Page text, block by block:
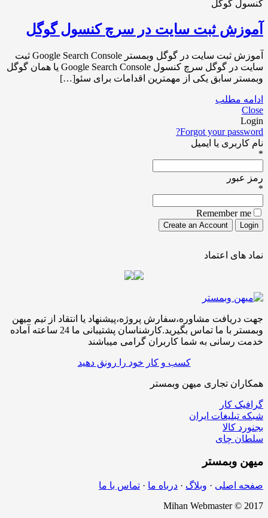
آموزش ثبت سایت در سرچ کنسول گوگل
آموزش ثبت سایت در گوگل وبمستر Google Search Console ثبت
سایت در گوگل سرچ کنسول Google Search Console یا همان گوگل
وبمستر سابق یکی از مهمترین اقدامات برای سئو[…]
ادامه مطلب
Close
Login
Forgot your password?
نام کاربری یا ایمیل
*
رمز عبور
*
Remember me
نماد های اعتماد
جهت دریافت مشاوره،سفارش پروژه،پیشنهاد یا انتقاد از تیم میهن
وبمستر با ما تماس بگیرید.کارشناسان پشتیبانی ما 24 ساعته آماده
خدمت رسانی به شما کاربران گرامی میباشند
کسب و کار خود را رونق دهید
همکاران تجاری میهن وبمستر
گرافیک کار
شبکه تبلیغات ایران
بجنورد کالا
سلطان چای
میهن وبمستر
صفحه اصلی · وبلاگ · درباه ما · تماس با ما
Mihan Webmaster © 2017